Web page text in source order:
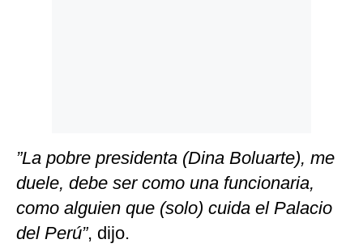
”La pobre presidenta (Dina Boluarte), me
duele, debe ser como una funcionaria,
como alguien que (solo) cuida el Palacio
del Perú”, dijo.